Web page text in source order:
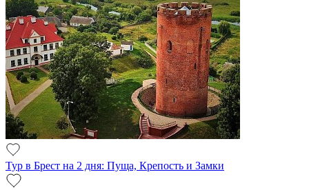
Тур в Брест на 2 дня: Пуща, Крепость и Замки